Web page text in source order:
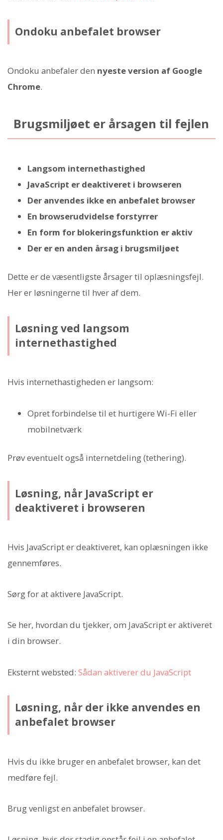
Ondoku anbefalet browser
Ondoku anbefaler den nyeste version af Google
Chrome.
Brugsmiljøet er årsagen til fejlen
Langsom internethastighed
JavaScript er deaktiveret i browseren
Der anvendes ikke en anbefalet browser
En browserudvidelse forstyrrer
En form for blokeringsfunktion er aktiv
Der er en anden årsag i brugsmiljøet
Dette er de væsentligste årsager til oplæsningsfejl.
Her er løsningerne til hver af dem.
Løsning ved langsom
internethastighed
Hvis internethastigheden er langsom:
Opret forbindelse til et hurtigere Wi-Fi eller
mobilnetværk
Prøv eventuelt også internetdeling (tethering).
Løsning, når JavaScript er
deaktiveret i browseren
Hvis JavaScript er deaktiveret, kan oplæsningen ikke
gennemføres.
Sørg for at aktivere JavaScript.
Se her, hvordan du tjekker, om JavaScript er aktiveret
i din browser.
Eksternt websted: Sådan aktiverer du JavaScript
Løsning, når der ikke anvendes en
anbefalet browser
Hvis du ikke bruger en anbefalet browser, kan det
medføre fejl.
Brug venligst en anbefalet browser.